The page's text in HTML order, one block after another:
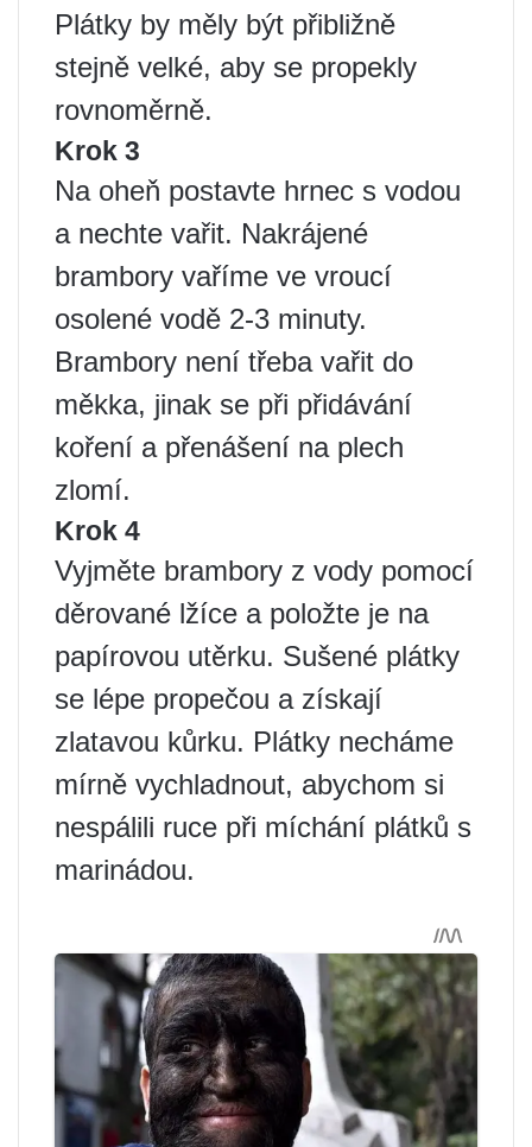
Plátky by měly být přibližně
stejně velké, aby se propekly
rovnoměrně.
Krok 3
Na oheň postavte hrnec s vodou
a nechte vařit. Nakrájené
brambory vaříme ve vroucí
osolené vodě 2-3 minuty.
Brambory není třeba vařit do
měkka, jinak se při přidávání
koření a přenášení na plech
zlomí.
Krok 4
Vyjměte brambory z vody pomocí
děrované lžíce a položte je na
papírovou utěrku. Sušené plátky
se lépe propečou a získají
zlatavou kůrku. Plátky necháme
mírně vychladnout, abychom si
nespálili ruce při míchání plátků s
marinádou.